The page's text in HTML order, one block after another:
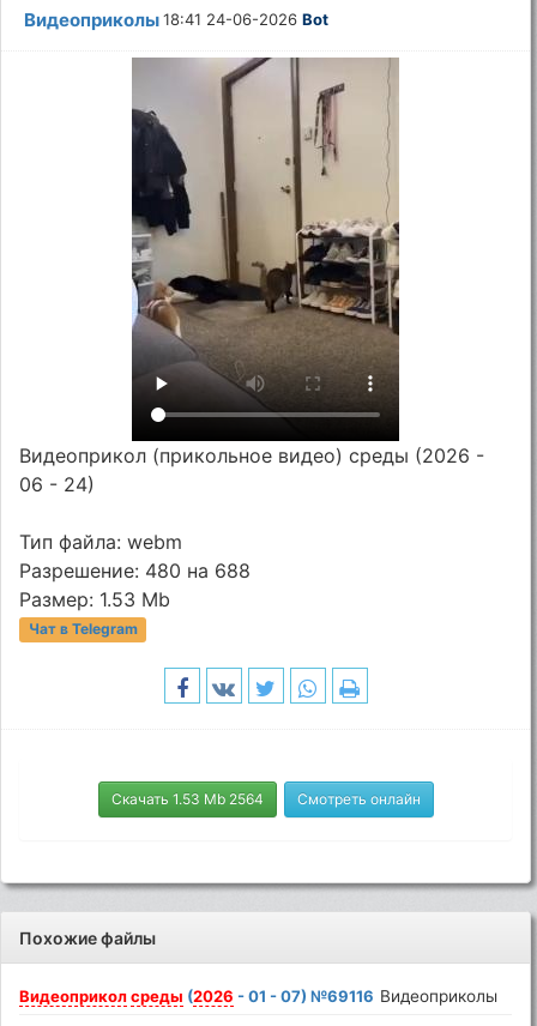
Видеоприколы18:41 24-06-2026Bot
Видеоприкол (прикольное видео) среды (2026 -
06 - 24)
Тип файла: webm
Разрешение: 480 на 688
Размер: 1.53 Mb
Чат в Telegram
Скачать 1.53 Mb 2564 Смотреть онлайн
Похожие файлы
Видеоприкол среды (2026 - 01 - 07) №69116 Видеоприколы